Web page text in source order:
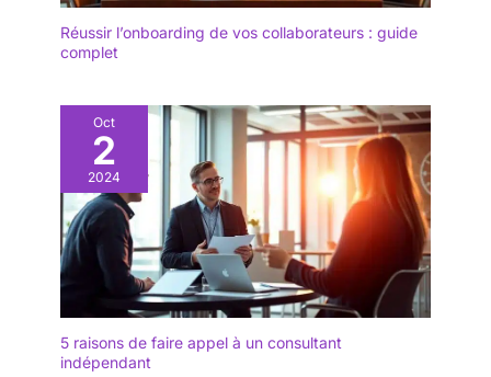
Réussir l’onboarding de vos collaborateurs : guide
complet
Oct
2
2024
5 raisons de faire appel à un consultant
indépendant